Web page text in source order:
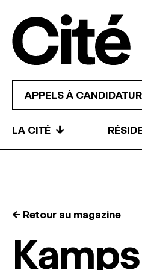
APPELS À
LA CITÉ ↓
← Retour au magazine